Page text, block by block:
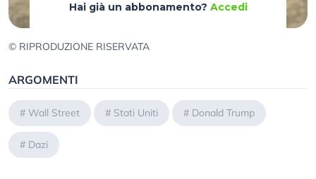
Hai già un abbonamento? Accedi
© RIPRODUZIONE RISERVATA
ARGOMENTI
# Wall Street # Stati Uniti # Donald Trump
# Dazi